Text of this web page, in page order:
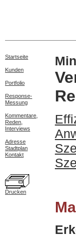
Startseite
Kunden
Portfolio
Response-
Messung
Kommentare,
Reden,
Interviews
Adresse
Stadtplan
Kontakt
Drucken